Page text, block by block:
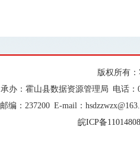
版权所有
承办：霍山县数据资源管理局 电话：
邮编：237200 E-mail：
皖ICP备